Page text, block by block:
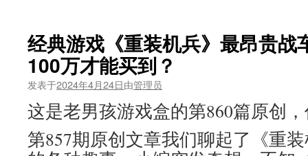
大
战，
后
老
男
孩
经典游戏《重装机兵》最昂贵战
100万才能买到？
发表于2024年4月24日由管理员
这是老男孩游戏盒的第860篇原创，
第857期原创文章我们聊起了《重